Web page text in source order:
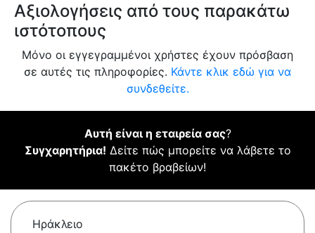
Αξιολογήσεις από τους παρακάτω
ιστότοπους
Μόνο οι εγγεγραμμένοι χρήστες έχουν πρόσβαση
σε αυτές τις πληροφορίες. Κάντε κλικ εδώ για να
συνδεθείτε.
Αυτή είναι η εταιρεία σας?
Συγχαρητήρια! Δείτε πώς μπορείτε να λάβετε το
πακέτο βραβείων!
Ηράκλειο